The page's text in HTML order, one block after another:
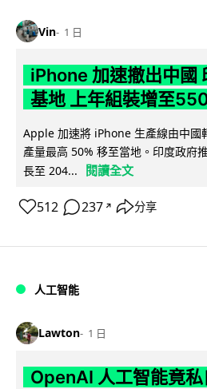
Vin 1 日
iPhone 加速撤出中國
基地 上年組裝增至
Apple 加速將 iPhone 生產線由中國
產量最高 50% 移至當地。印度政府
長至 204...
閱讀全文
512 237 ↗ 分享
人工智能
Lawton 1 日
OpenAI 人工智能竟